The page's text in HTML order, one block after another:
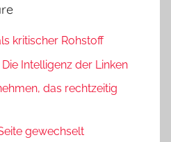
kritischer Rohstoff
Die Intelligenz der Linken
das rechtzeitig
gewechselt